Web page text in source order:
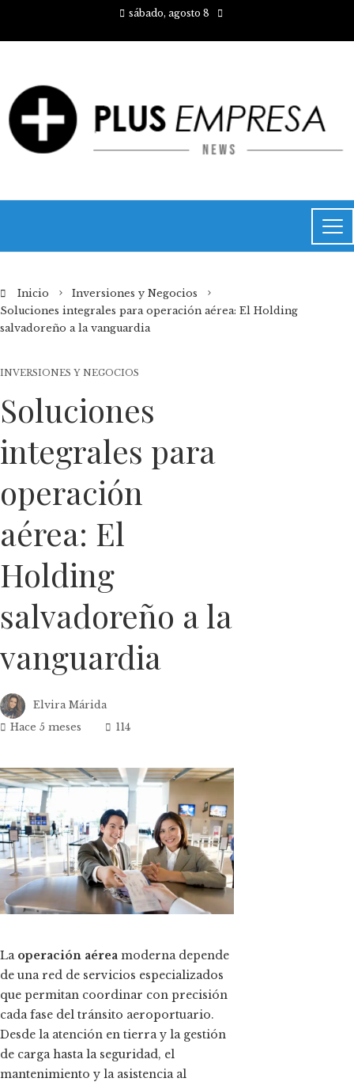
sábado, agosto 8
Inicio
Inversiones y Negocios
Soluciones integrales para operación aérea: El Holding
salvadoreño a la vanguardia
INVERSIONES Y NEGOCIOS
Soluciones
integrales para
operación
aérea: El
Holding
salvadoreño a la
vanguardia
Elvira Márida
Hace 5 meses
114
La operación aérea moderna depende
de una red de servicios especializados
que permitan coordinar con precisión
cada fase del tránsito aeroportuario.
Desde la atención en tierra y la gestión
de carga hasta la seguridad, el
mantenimiento y la asistencia al